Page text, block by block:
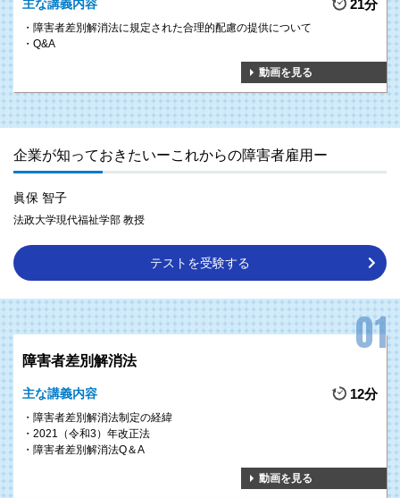
共生社会の実現のため、障害者雇用に関する法律の整備が進んでいます。
本研修を通して、障害者雇用の現状や障害者雇用に関する法律の改正事項に
ついて理解することで、障害者雇用における将来像を把握することができま
す。
主な講義内容 21分
障害者差別解消法に規定された合理的配慮の提供について
Q&A
動画を見る
企業が知っておきたいーこれからの障害者雇用ー
眞保 智子
法政大学現代福祉学部 教授
テストを受験する
障害者差別解消法
主な講義内容 12分
障害者差別解消法制定の経緯
2021（令和3）年改正法
障害者差別解消法Q＆A
動画を見る